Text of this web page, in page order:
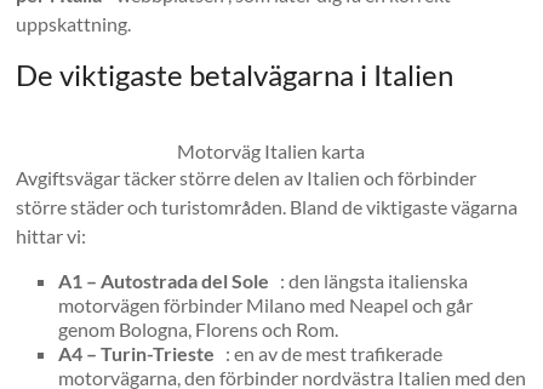
uppskattning.
De viktigaste betalvägarna i Italien
Motorväg Italien karta
Avgiftsvägar täcker större delen av Italien och förbinder
större städer och turistområden. Bland de viktigaste vägarna
hittar vi:
A1 – Autostrada del Sole : den längsta italienska
motorvägen förbinder Milano med Neapel och går
genom Bologna, Florens och Rom.
A4 – Turin-Trieste : en av de mest trafikerade
motorvägarna, den förbinder nordvästra Italien med den